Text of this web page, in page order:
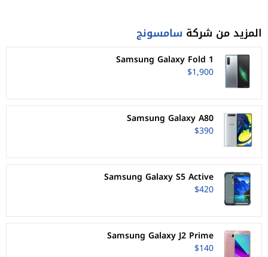
المزيد من شركة سامسونج
Samsung Galaxy Fold 1
$1,900
Samsung Galaxy A80
$390
Samsung Galaxy S5 Active
$420
Samsung Galaxy J2 Prime
$140